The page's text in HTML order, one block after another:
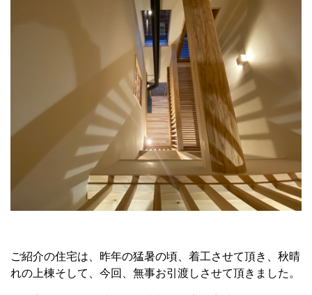
ご紹介の住宅は、昨年の猛暑の頃、着工させて頂き、秋晴
れの上棟そして、今回、無事お引渡しさせて頂きました。